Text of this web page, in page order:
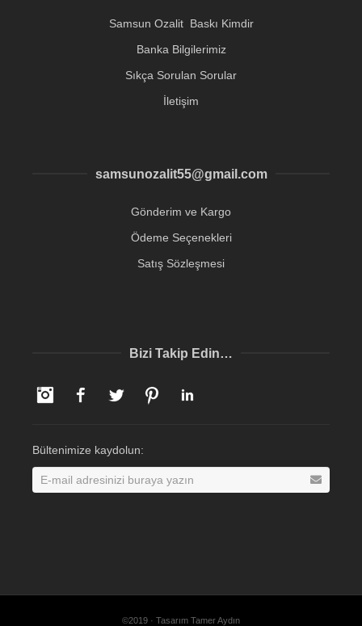
Samsun Ozalit Baskı Kimdir
Banka Bilgilerimiz
Sıkça Sorulan Sorular
İletişim
samsunozalit55@gmail.com
Gönderim ve Kargo
Ödeme Seçenekleri
Satış Sözleşmesi
Bizi Takip Edin…
InstagramFacebookTwitter Pinterest
Bültenimize kaydolun:
©2019 · Tasarım Tamer Aydın